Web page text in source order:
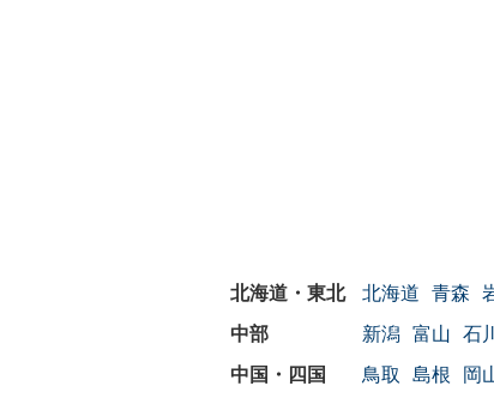
北海道 青森
新潟 富山 石
鳥取 島根 岡